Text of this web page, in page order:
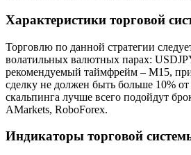
Характеристики торговой
Торговлю по данной стратегии
волатильных валютных парах:
рекомендуемый таймфрейм – M15,
сделку не должен быть больше 10%
скальпинга лучше всего подойдут
AMarkets, RoboForex.
Индикаторы торговой